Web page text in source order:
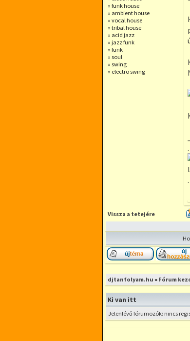
» funk house
» ambient house
» vocal house
» tribal house
» acid jazz
» jazz funk
» funk
» soul
» swing
» electro swing
.
.
Vissza a tetejére
Új téma
djtanfolyam.hu » Fórum
Ki van itt
Jelenlévő fórumozók: nincs